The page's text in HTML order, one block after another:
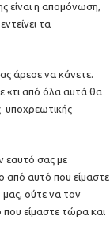
είναι η απομόνωση,
τα
άρεσε να κάνετε.
«τι από όλα αυτά θα
υποχρεωτικής
εαυτό σας με
από αυτό που είμαστε
ούτε να τον
είμαστε τώρα και